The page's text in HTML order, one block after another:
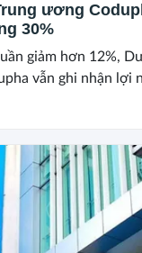
ương
30%
giảm hơn 12%,
vẫn ghi nhận lợi